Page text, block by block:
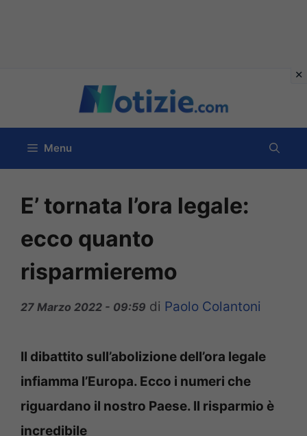
contenuto
Menu
E’ tornata l’ora legale:
ecco quanto
risparmieremo
27 Marzo 2022 - 09:59 di Paolo Colantoni
Il dibattito sull’abolizione dell’ora legale
infiamma l’Europa. Ecco i numeri che
riguardano il nostro Paese. Il risparmio è
incredibile